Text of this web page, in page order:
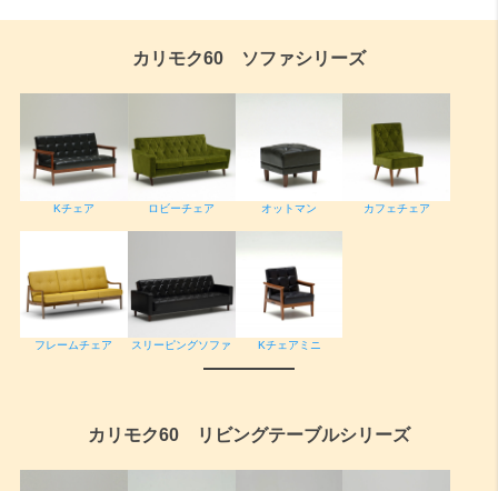
カリモク60 ソファシリーズ
Kチェア ロビーチェア オットマン カフェチェア
フレームチェア スリーピングソファ Kチェアミニ
カリモク60 リビングテーブルシリーズ